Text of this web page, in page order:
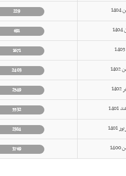
229
691
1671
2403
2549
5532
2384
3769